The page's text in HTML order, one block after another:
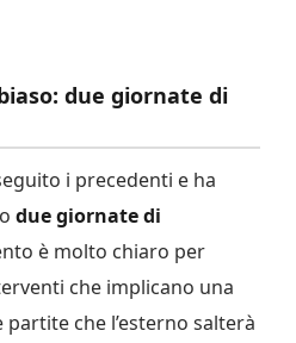
due giornate di
i precedenti e ha
due giornate di
è molto chiaro per
che implicano una
partite che l’esterno salterà